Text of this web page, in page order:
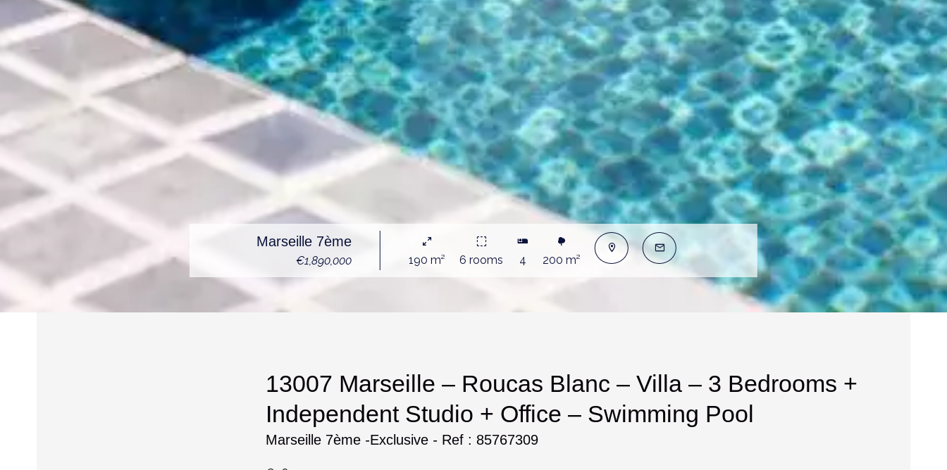
Marseille 7ème
€1,890,000 190 m² 6 rooms 4 200 m²
13007 Marseille – Roucas Blanc – Villa – 3 Bedrooms +
Independent Studio + Office – Swimming Pool
Marseille 7ème -Exclusive - Ref : 85767309